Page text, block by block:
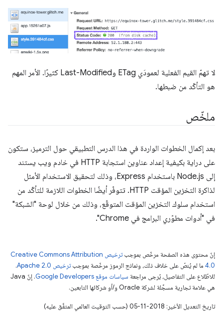
لا تهمّ القيم الفعلية لعمودَي ETag وLast-Modified كثيرًا. الأمر المهم
هو التأكّد من ضبطها.
ملخّص
بعد إكمال الخطوات الواردة في هذا الدرس التطبيقي حول الترميز، ستكون
على دراية بكيفية إعداد عناوين استجابة HTTP في خادم ويب يستند
إلى Node.js باستخدام Express، وذلك لتحقيق الاستخدام الأمثل
لذاكرة التخزين المؤقت HTTP. تتوفّر أيضًا الخطوات اللازمة للتأكّد من
استخدام سلوك التخزين المؤقت المتوقّع، وذلك من خلال لوحة "الشبكة"
في "أدوات مطوّري البرامج في Chrome".
إنّ محتوى هذه الصفحة مرخّص بموجب
ترخيص Creative Commons Attribution
4.0‏ ما لم يُنصّ على خلاف ذلك، ونماذج الرموز مرخّصة بموجبترخيص Apache 2.0‏
.
للاطّلاع على التفاصيل، يُرجى مراجعة سياسات موقع Google Developers‏
. إنّ Java
هي علامة تجارية مسجَّلة لشركة Oracle و/أو شركائها التابعين.
تاريخ التعديل الأخير: 2018-11-05 (حسب التوقيت العالمي المتفَّق عليه)